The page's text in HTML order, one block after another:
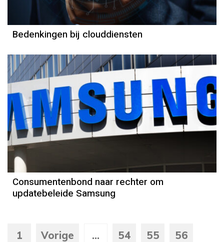
Bedenkingen bij clouddiensten
Consumentenbond naar rechter om
updatebeleide Samsung
1 Vorige ... 54 55 56